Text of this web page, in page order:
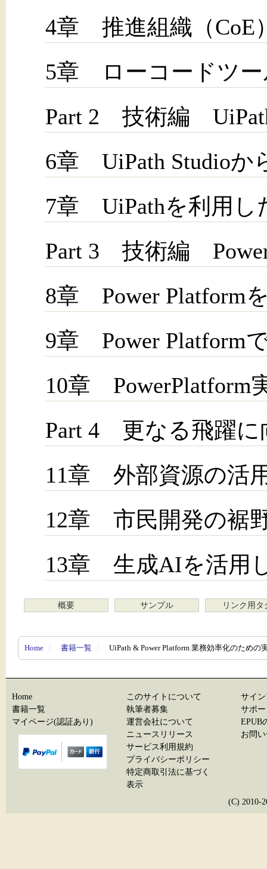
4章 推進組織（CoE
5章 ローコードツー
Part 2 技術編
6章 UiPath Studioか
7章 UiPathを利用し
Part 3 技術編
8章 Power Platform
9章 Power Platform
10章 PowerPlatform
Part 4 更なる飛躍に
11章 外部資源の活
12章 市民開発の裾
13章 生成AIを活用
概要 サンプル リンク用タ
Home 〉 書籍一覧 〉 UiPath & Power Platform 業務効率化のための
Home
書籍一覧
マイページ(認証あり)
このサイトについて
執筆者募集
運営会社について
ニュースリリース
サービス利用規約
プライバシーポリシー
特定商取引法に基づく
表示
サイ
サポ
EPUB
お問
(C) 2010-